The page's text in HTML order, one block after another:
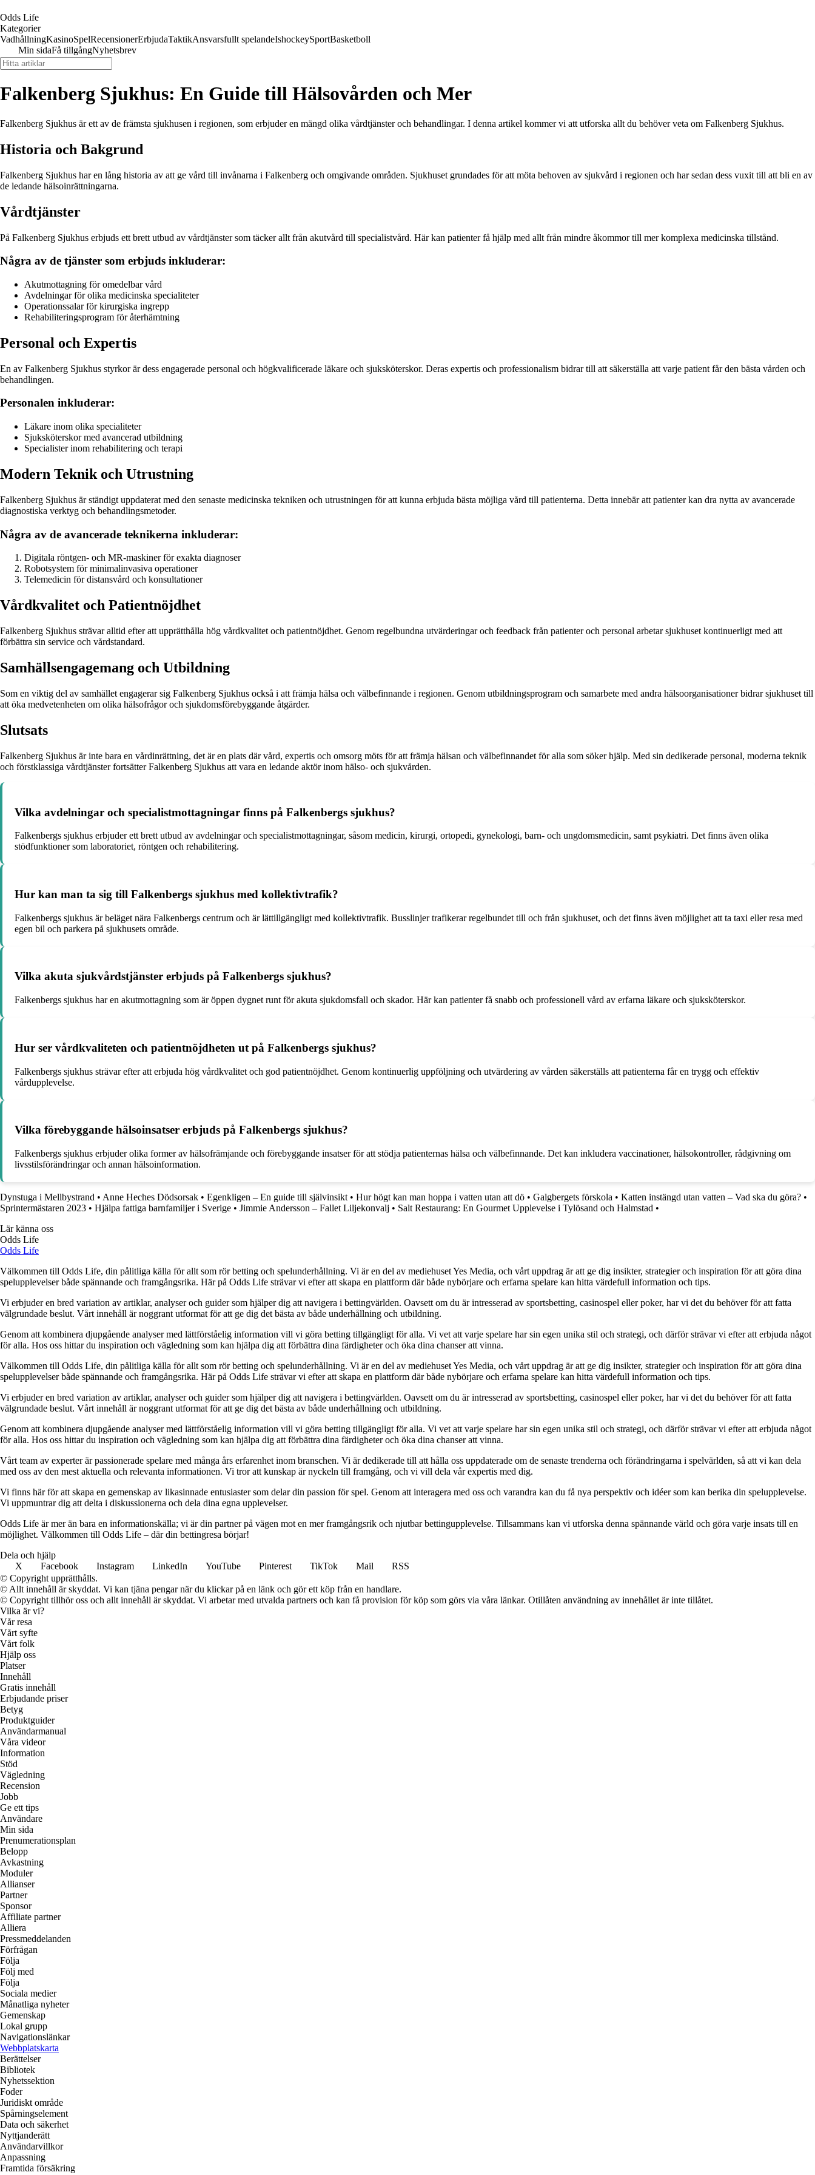
Odds Life
Kategorier
VadhållningKasinoSpelRecensionerErbjudaTaktikAnsvarsfullt spelandeIshockeySportBasketboll
Min sidaFå tillgångNyhetsbrev
Falkenberg Sjukhus: En Guide till Hälsovården och Mer
Falkenberg Sjukhus är ett av de främsta sjukhusen i regionen, som erbjuder en mängd olika vårdtjänster och behandlingar. I denna artikel kommer vi att utforska allt du behöver veta om Falkenberg Sjukhus.
Historia och Bakgrund
Falkenberg Sjukhus har en lång historia av att ge vård till invånarna i Falkenberg och omgivande områden. Sjukhuset grundades för att möta behoven av sjukvård i regionen och har sedan dess vuxit till att bli en av
de ledande hälsoinrättningarna.
Vårdtjänster
På Falkenberg Sjukhus erbjuds ett brett utbud av vårdtjänster som täcker allt från akutvård till specialistvård. Här kan patienter få hjälp med allt från mindre åkommor till mer komplexa medicinska tillstånd.
Några av de tjänster som erbjuds inkluderar:
Akutmottagning för omedelbar vård
Avdelningar för olika medicinska specialiteter
Operationssalar för kirurgiska ingrepp
Rehabiliteringsprogram för återhämtning
Personal och Expertis
En av Falkenberg Sjukhus styrkor är dess engagerade personal och högkvalificerade läkare och sjuksköterskor. Deras expertis och professionalism bidrar till att säkerställa att varje patient får den bästa vården och
behandlingen.
Personalen inkluderar:
Läkare inom olika specialiteter
Sjuksköterskor med avancerad utbildning
Specialister inom rehabilitering och terapi
Modern Teknik och Utrustning
Falkenberg Sjukhus är ständigt uppdaterat med den senaste medicinska tekniken och utrustningen för att kunna erbjuda bästa möjliga vård till patienterna. Detta innebär att patienter kan dra nytta av avancerade
diagnostiska verktyg och behandlingsmetoder.
Några av de avancerade teknikerna inkluderar:
Digitala röntgen- och MR-maskiner för exakta diagnoser
Robotsystem för minimalinvasiva operationer
Telemedicin för distansvård och konsultationer
Vårdkvalitet och Patientnöjdhet
Falkenberg Sjukhus strävar alltid efter att upprätthålla hög vårdkvalitet och patientnöjdhet. Genom regelbundna utvärderingar och feedback från patienter och personal arbetar sjukhuset kontinuerligt med att
förbättra sin service och vårdstandard.
Samhällsengagemang och Utbildning
Som en viktig del av samhället engagerar sig Falkenberg Sjukhus också i att främja hälsa och välbefinnande i regionen. Genom utbildningsprogram och samarbete med andra hälsoorganisationer bidrar sjukhuset till
att öka medvetenheten om olika hälsofrågor och sjukdomsförebyggande åtgärder.
Slutsats
Falkenberg Sjukhus är inte bara en vårdinrättning, det är en plats där vård, expertis och omsorg möts för att främja hälsan och välbefinnandet för alla som söker hjälp. Med sin dedikerade personal, moderna teknik
och förstklassiga vårdtjänster fortsätter Falkenberg Sjukhus att vara en ledande aktör inom hälso- och sjukvården.
Vilka avdelningar och specialistmottagningar finns på Falkenbergs sjukhus?
Falkenbergs sjukhus erbjuder ett brett utbud av avdelningar och specialistmottagningar, såsom medicin, kirurgi, ortopedi, gynekologi, barn- och ungdomsmedicin, samt psykiatri. Det finns även olika
stödfunktioner som laboratoriet, röntgen och rehabilitering.
Hur kan man ta sig till Falkenbergs sjukhus med kollektivtrafik?
Falkenbergs sjukhus är beläget nära Falkenbergs centrum och är lättillgängligt med kollektivtrafik. Busslinjer trafikerar regelbundet till och från sjukhuset, och det finns även möjlighet att ta taxi eller resa med
egen bil och parkera på sjukhusets område.
Vilka akuta sjukvårdstjänster erbjuds på Falkenbergs sjukhus?
Falkenbergs sjukhus har en akutmottagning som är öppen dygnet runt för akuta sjukdomsfall och skador. Här kan patienter få snabb och professionell vård av erfarna läkare och sjuksköterskor.
Hur ser vårdkvaliteten och patientnöjdheten ut på Falkenbergs sjukhus?
Falkenbergs sjukhus strävar efter att erbjuda hög vårdkvalitet och god patientnöjdhet. Genom kontinuerlig uppföljning och utvärdering av vården säkerställs att patienterna får en trygg och effektiv
vårdupplevelse.
Vilka förebyggande hälsoinsatser erbjuds på Falkenbergs sjukhus?
Falkenbergs sjukhus erbjuder olika former av hälsofrämjande och förebyggande insatser för att stödja patienternas hälsa och välbefinnande. Det kan inkludera vaccinationer, hälsokontroller, rådgivning om
livsstilsförändringar och annan hälsoinformation.
Dynstuga i Mellbystrand • Anne Heches Dödsorsak • Egenkligen – En guide till självinsikt • Hur högt kan man hoppa i vatten utan att dö • Galgbergets förskola • Katten instängd utan vatten – Vad ska du göra? •
Sprintermästaren 2023 • Hjälpa fattiga barnfamiljer i Sverige • Jimmie Andersson – Fallet Liljekonvalj • Salt Restaurang: En Gourmet Upplevelse i Tylösand och Halmstad •
Lär känna oss
Odds Life
Odds Life
Välkommen till Odds Life, din pålitliga källa för allt som rör betting och spelunderhållning. Vi är en del av mediehuset Yes Media, och vårt uppdrag är att ge dig insikter, strategier och inspiration för att göra dina
spelupplevelser både spännande och framgångsrika. Här på Odds Life strävar vi efter att skapa en plattform där både nybörjare och erfarna spelare kan hitta värdefull information och tips.
Vi erbjuder en bred variation av artiklar, analyser och guider som hjälper dig att navigera i bettingvärlden. Oavsett om du är intresserad av sportsbetting, casinospel eller poker, har vi det du behöver för att fatta
välgrundade beslut. Vårt innehåll är noggrant utformat för att ge dig det bästa av både underhållning och utbildning.
Genom att kombinera djupgående analyser med lättförståelig information vill vi göra betting tillgängligt för alla. Vi vet att varje spelare har sin egen unika stil och strategi, och därför strävar vi efter att erbjuda något
för alla. Hos oss hittar du inspiration och vägledning som kan hjälpa dig att förbättra dina färdigheter och öka dina chanser att vinna.
Välkommen till Odds Life, din pålitliga källa för allt som rör betting och spelunderhållning. Vi är en del av mediehuset Yes Media, och vårt uppdrag är att ge dig insikter, strategier och inspiration för att göra dina
spelupplevelser både spännande och framgångsrika. Här på Odds Life strävar vi efter att skapa en plattform där både nybörjare och erfarna spelare kan hitta värdefull information och tips.
Vi erbjuder en bred variation av artiklar, analyser och guider som hjälper dig att navigera i bettingvärlden. Oavsett om du är intresserad av sportsbetting, casinospel eller poker, har vi det du behöver för att fatta
välgrundade beslut. Vårt innehåll är noggrant utformat för att ge dig det bästa av både underhållning och utbildning.
Genom att kombinera djupgående analyser med lättförståelig information vill vi göra betting tillgängligt för alla. Vi vet att varje spelare har sin egen unika stil och strategi, och därför strävar vi efter att erbjuda något
för alla. Hos oss hittar du inspiration och vägledning som kan hjälpa dig att förbättra dina färdigheter och öka dina chanser att vinna.
Vårt team av experter är passionerade spelare med många års erfarenhet inom branschen. Vi är dedikerade till att hålla oss uppdaterade om de senaste trenderna och förändringarna i spelvärlden, så att vi kan dela
med oss av den mest aktuella och relevanta informationen. Vi tror att kunskap är nyckeln till framgång, och vi vill dela vår expertis med dig.
Vi finns här för att skapa en gemenskap av likasinnade entusiaster som delar din passion för spel. Genom att interagera med oss och varandra kan du få nya perspektiv och idéer som kan berika din spelupplevelse.
Vi uppmuntrar dig att delta i diskussionerna och dela dina egna upplevelser.
Odds Life är mer än bara en informationskälla; vi är din partner på vägen mot en mer framgångsrik och njutbar bettingupplevelse. Tillsammans kan vi utforska denna spännande värld och göra varje insats till en
möjlighet. Välkommen till Odds Life – där din bettingresa börjar!
Dela och hjälp
X
Facebook Instagram LinkedIn YouTube Pinterest TikTok Mail
RSS
© Copyright upprätthålls.
© Allt innehåll är skyddat. Vi kan tjäna pengar när du klickar på en länk och gör ett köp från en handlare.
© Copyright tillhör oss och allt innehåll är skyddat. Vi arbetar med utvalda partners och kan få provision för köp som görs via våra länkar. Otillåten användning av innehållet är inte tillåtet.
Vilka är vi?
Vår resa
Vårt syfte
Vårt folk
Hjälp oss
Platser
Innehåll
Gratis innehåll
Erbjudande priser
Betyg
Produktguider
Användarmanual
Våra videor
Information
Stöd
Vägledning
Recension
Jobb
Ge ett tips
Användare
Min sida
Prenumerationsplan
Belopp
Avkastning
Moduler
Allianser
Partner
Sponsor
Affiliate partner
Alliera
Pressmeddelanden
Förfrågan
Följa
Följ med
Följa
Sociala medier
Månatliga nyheter
Gemenskap
Lokal grupp
Navigationslänkar
Webbplatskarta
Berättelser
Bibliotek
Nyhetssektion
Foder
Juridiskt område
Spårningselement
Data och säkerhet
Nyttjanderätt
Användarvillkor
Anpassning
Framtida försäkring